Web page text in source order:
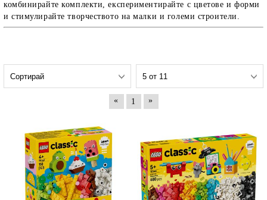
комбинирайте комплекти, експериментирайте с цветове и форми
и стимулирайте творчеството на малки и големи строители.
« 1 »